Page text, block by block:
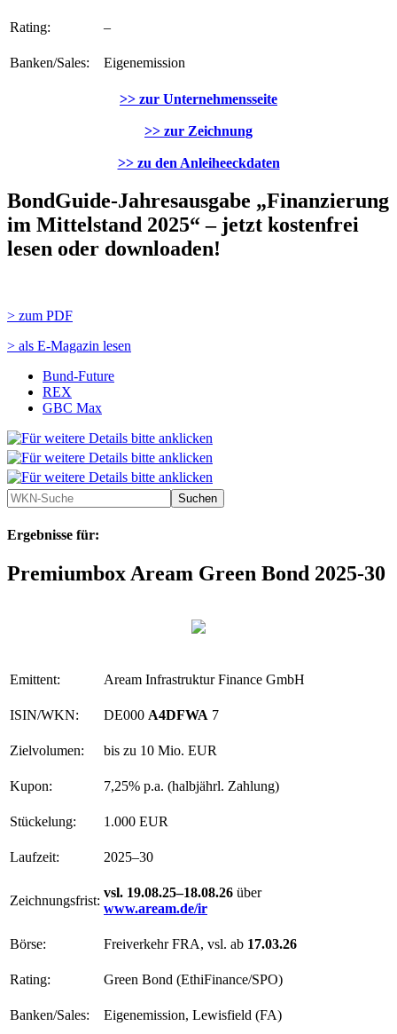
Rating: –
Banken/Sales: Eigenemission
>> zur Unternehmensseite
>> zur Zeichnung
>> zu den Anleiheeckdaten
BondGuide-Jahresausgabe „Finanzierung
im Mittelstand 2025“ – jetzt kostenfrei
lesen oder downloaden!
> zum PDF
> als E-Magazin lesen
Bund-Future
REX
GBC Max
Ergebnisse für:
Premiumbox Aream Green Bond 2025-30
Emittent: Aream Infrastruktur Finance GmbH
ISIN/WKN: DE000 A4DFWA 7
Zielvolumen: bis zu 10 Mio. EUR
Kupon: 7,25% p.a. (halbjährl. Zahlung)
Stückelung: 1.000 EUR
Laufzeit: 2025–30
Zeichnungsfrist:
vsl. 19.08.25–18.08.26 über
www.aream.de/ir
Börse: Freiverkehr FRA, vsl. ab 17.03.26
Rating: Green Bond (EthiFinance/SPO)
Banken/Sales: Eigenemission, Lewisfield (FA)